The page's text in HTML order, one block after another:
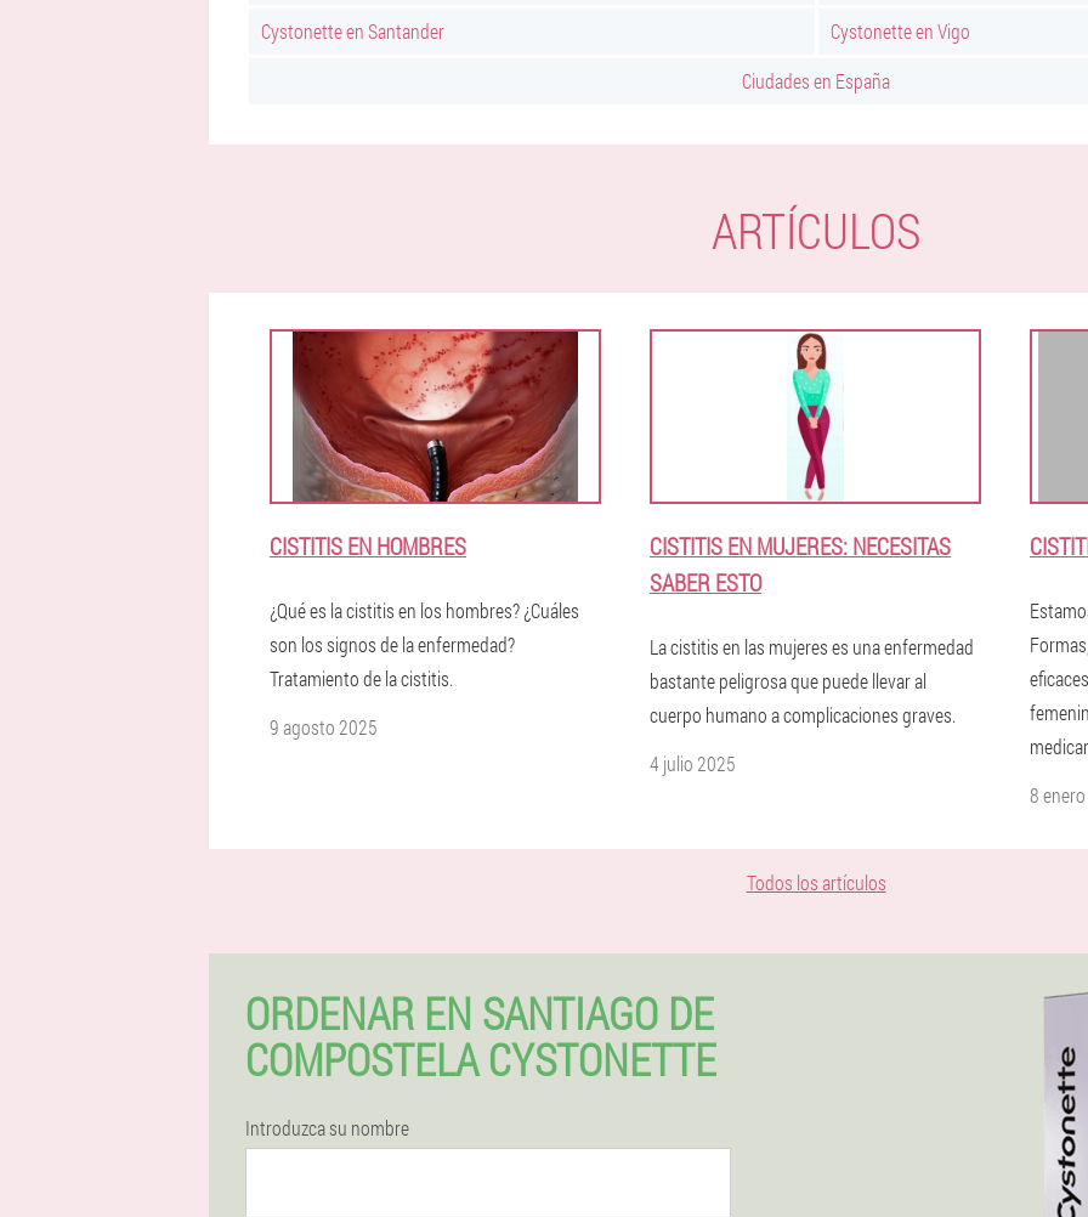
Cystonette en Santander
Cystonette en Vigo
Ciudades en España
ARTÍCULOS
CISTITIS EN HOMBRES
¿Qué es la cistitis en los hombres? ¿Cuáles
son los signos de la enfermedad?
Tratamiento de la cistitis.
9 agosto 2025
CISTITIS EN MUJERES: NECESITAS
SABER ESTO
La cistitis en las mujeres es una enfermedad
bastante peligrosa que puede llevar al
cuerpo humano a complicaciones graves.
4 julio 2025
8
Todos los artículos
ORDENAR EN SANTIAGO DE
COMPOSTELA CYSTONETTE
Introduzca su nombre